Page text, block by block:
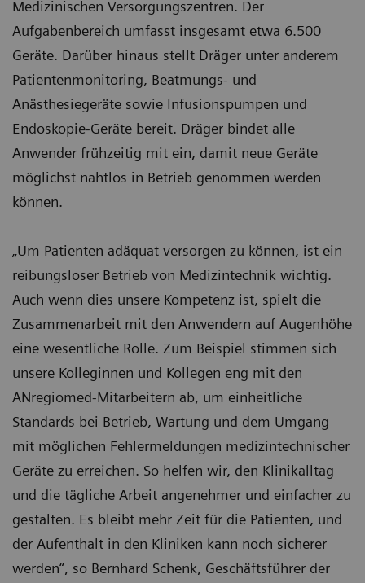
Medizinischen Versorgungszentren. Der
Aufgabenbereich umfasst insgesamt etwa 6.500
Geräte. Darüber hinaus stellt Dräger unter anderem
Patientenmonitoring, Beatmungs- und
Anästhesiegeräte sowie Infusionspumpen und
Endoskopie-Geräte bereit. Dräger bindet alle
Anwender frühzeitig mit ein, damit neue Geräte
möglichst nahtlos in Betrieb genommen werden
können.
„Um Patienten adäquat versorgen zu können, ist ein
reibungsloser Betrieb von Medizintechnik wichtig.
Auch wenn dies unsere Kompetenz ist, spielt die
Zusammenarbeit mit den Anwendern auf Augenhöhe
eine wesentliche Rolle. Zum Beispiel stimmen sich
unsere Kolleginnen und Kollegen eng mit den
ANregiomed-Mitarbeitern ab, um einheitliche
Standards bei Betrieb, Wartung und dem Umgang
mit möglichen Fehlermeldungen medizintechnischer
Geräte zu erreichen. So helfen wir, den Klinikalltag
und die tägliche Arbeit angenehmer und einfacher zu
gestalten. Es bleibt mehr Zeit für die Patienten, und
der Aufenthalt in den Kliniken kann noch sicherer
werden“, so Bernhard Schenk, Geschäftsführer der